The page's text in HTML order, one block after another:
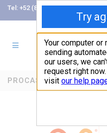
Tel: +52 (81) 89897902
PROCAST_2025